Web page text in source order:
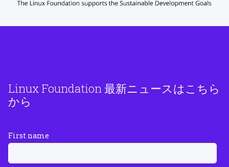
Linux Foundation 最新ニュースはこちら
から
First name